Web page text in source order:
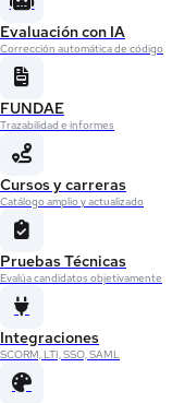
Evaluación con IA
Corrección automática de código
FUNDAE
Trazabilidad e informes
Cursos y carreras
Catálogo amplio y actualizado
Pruebas Técnicas
Evalúa candidatos objetivamente
Integraciones
SCORM, LTI, SSO, SAML